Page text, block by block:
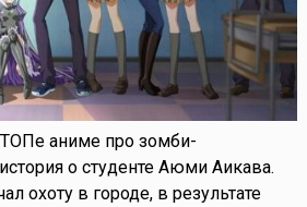
аниме про зомби-
о студенте Аюми Аикава.
охоту в городе, в результате